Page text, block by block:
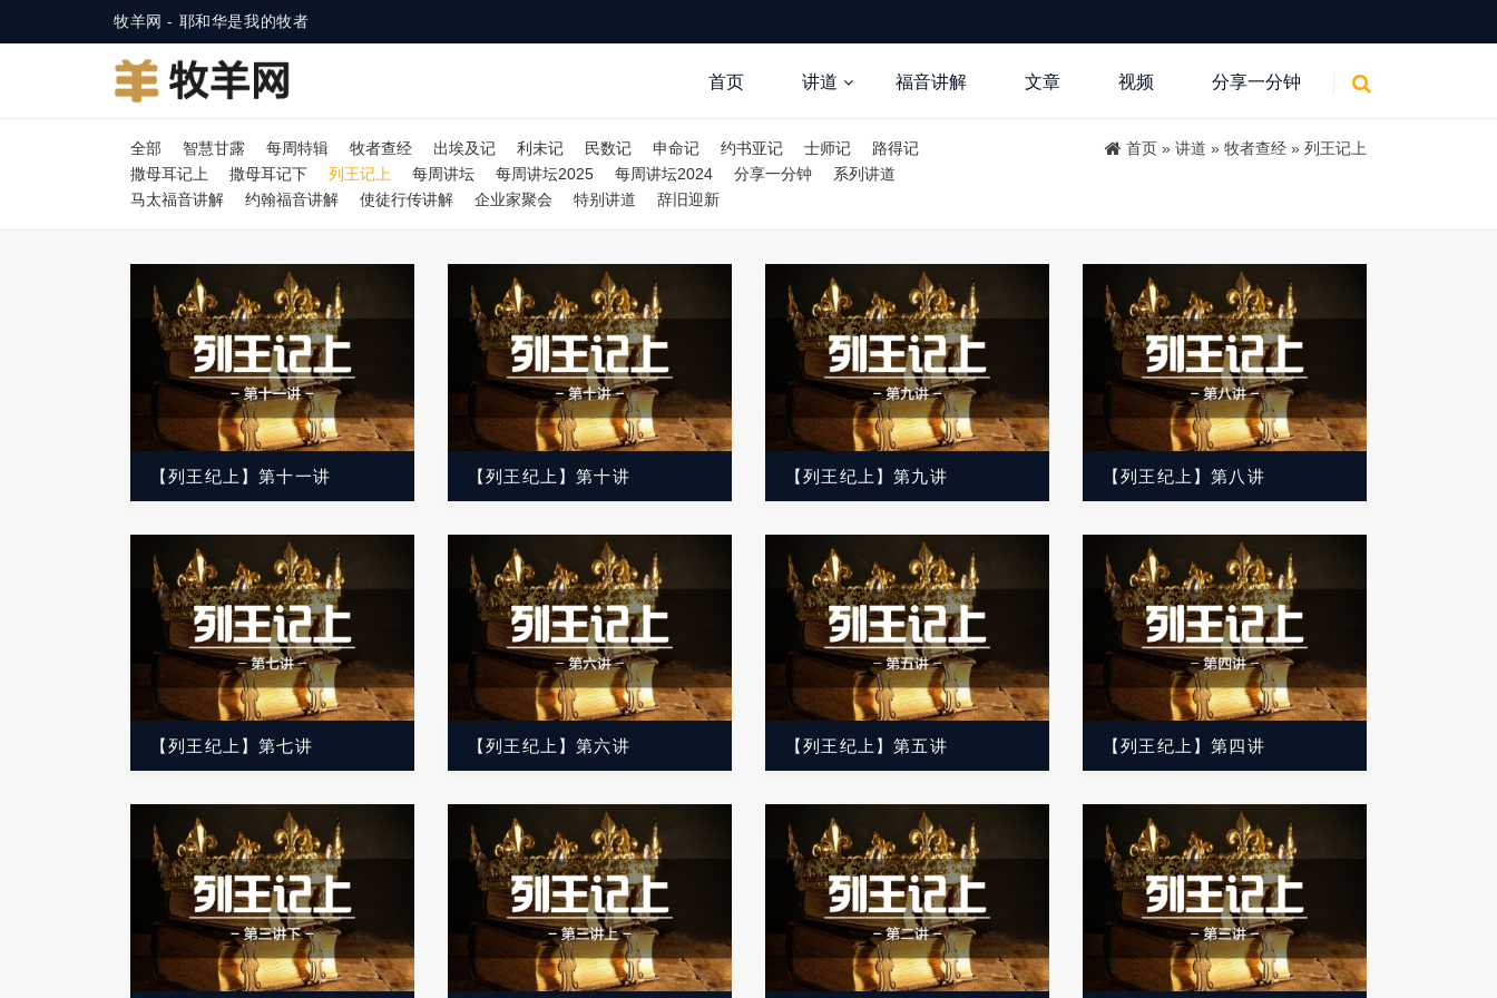
牧羊网 - 耶和华是我的牧者
首页 讲道 福音讲解 文章 视频 分享一分钟
全部 智慧甘露 每周特辑 牧者查经 出埃及记 利未记 民数记 申命记 约书亚记 士师记
路得记
撒母耳记上
撒母耳记下 列王记上 每周讲坛 每周讲坛2025 每周讲坛2024 分享一分钟
系列讲道
马太福音讲解
约翰福音讲解 使徒行传讲解 企业家聚会 特别讲道 辞旧迎新
首页 » 讲道 » 牧者查经 » 列王记上
【列王纪上】第十一讲 【列王纪上】第十讲 【列王纪上】第九讲 【列王纪上】第八讲
【列王纪上】第七讲 【列王纪上】第六讲 【列王纪上】第五讲 【列王纪上】第四讲